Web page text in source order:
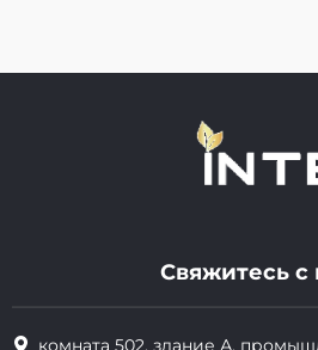
Свяжитесь с
комната 502, здание А,